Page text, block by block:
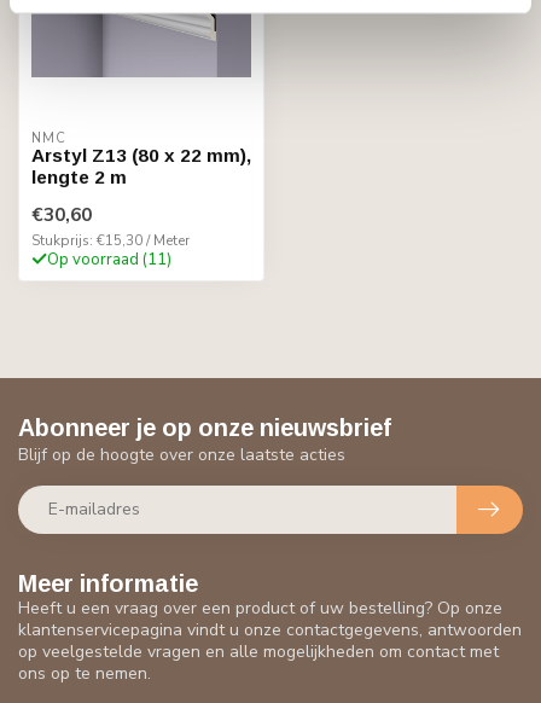
NMC
Arstyl Z13 (80 x 22 mm),
lengte 2 m
€30,60
Stukprijs: €15,30 / Meter
Op voorraad (11)
Meer informatie
Heeft u een vraag over een product of uw bestelling? Op onze
klantenservicepagina vindt u onze contactgegevens, antwoorden
op veelgestelde vragen en alle mogelijkheden om contact met
ons op te nemen.
Abonneer je op onze nieuwsbrief
Blijf op de hoogte over onze laatste acties